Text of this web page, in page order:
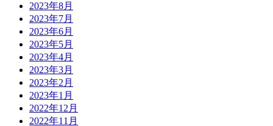
2023年8月
2023年7月
2023年6月
2023年5月
2023年4月
2023年3月
2023年2月
2023年1月
2022年12月
2022年11月